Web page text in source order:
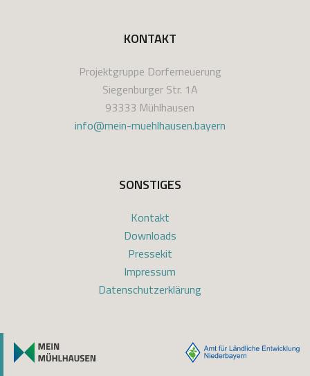
KONTAKT
Projektgruppe Dorferneuerung
Siegenburger Str. 1A
93333 Mühlhausen
info@mein-muehlhausen.bayern
SONSTIGES
Kontakt
Downloads
Pressekit
Impressum
Datenschutzerklärung